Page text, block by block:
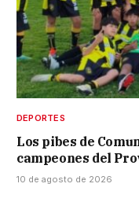
DEPORTES
Los pibes de
campeones del
10 de agosto de 2026